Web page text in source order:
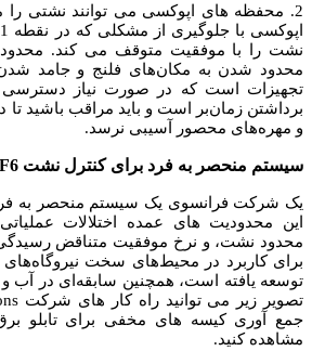
2. محفظه های اپوکسی می توانند نشتی
نشت را با موفقیت متوقف می کند.
محدود شدن به مکان‌های فلنج و جامد
تجهیزات است که در صورت نیاز دسترسی
برداشتن زمان‌بر است و باید مراقب باشید تا
و مهره‌های محصور آسیبی نرسد.
سیستم منحصر به فرد برای کنترل نشت SF6
یک شرکت فرانسوی یک سیستم منحصر به
این محدودیت های عمده اختلالات
محدود نشت، و نرخ موفقیت متناقض
برای کاربرد در محیط‌های سخت
توسعه یافته است، همچنین سابقه‌ای در آب
جمع آوری کیسه های مخفی برای تابلو برق
مشاهده کنید.